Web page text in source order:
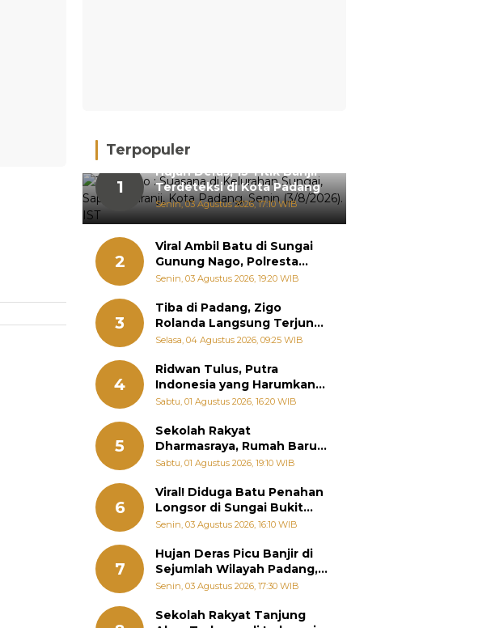
Terpopuler
1
Hujan Deras, 15 Titik Banjir
Terdeteksi di Kota Padang
Senin, 03 Agustus 2026, 17:10 WIB
2
Viral Ambil Batu di Sungai
Gunung Nago, Polresta
Padang Ungkap Fakta
Senin, 03 Agustus 2026, 19:20 WIB
3
Tiba di Padang, Zigo
Rolanda Langsung Terjun
Bantu Warga Terdampak
Selasa, 04 Agustus 2026, 09:25 WIB
4
Ridwan Tulus, Putra
Indonesia yang Harumkan
Nama Bangsa hingga
Jepang
Sabtu, 01 Agustus 2026, 16:20 WIB
5
Sekolah Rakyat
Dharmasraya, Rumah Baru
268 Anak Menggapai Mimpi
Kemiskinan
Sabtu, 01 Agustus 2026, 19:10 WIB
6
Viral! Diduga Batu Penahan
Longsor di Sungai Bukit
Nago Padang Diambil, Warga
Senin, 03 Agustus 2026, 16:10 WIB
7
Hujan Deras Picu Banjir di
Sejumlah Wilayah Padang,
Fadly Amran Perintahkan
Senin, 03 Agustus 2026, 17:30 WIB
Sekolah Rakyat Tanjung